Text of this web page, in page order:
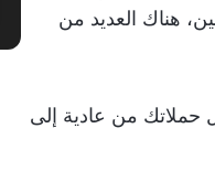
هناك العديد من
حملاتك من عادية إلى